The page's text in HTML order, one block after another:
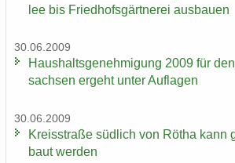
lee bis Fried­hofs­gärt­ne­rei aus­bau­en
30.06.2009
Haus­halts­ge­neh­mi­gung 2009 für
sach­sen er­geht unter Auf­la­gen
30.06.2009
Kreis­stra­ße süd­lich von Rötha kann
baut wer­den